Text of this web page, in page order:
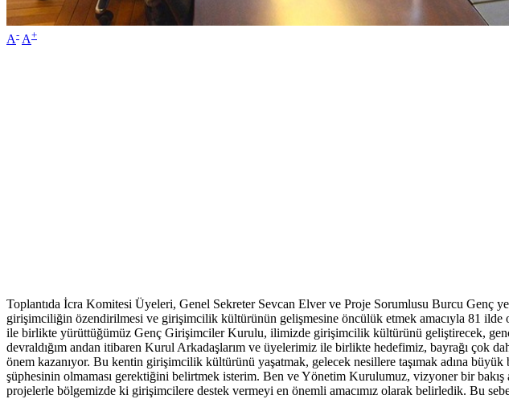
A- A+
Toplantıda İcra Komitesi Üyeleri, Genel Sekreter Sevcan Elver ve Proje Sorumlusu Burcu Genç
girişimciliğin özendirilmesi ve girişimcilik kültürünün gelişmesine öncülük etmek amacıyla 81
ile birlikte yürüttüğümüz Genç Girişimciler Kurulu, ilimizde girişimcilik kültürünü geliştirecek,
devraldığım andan itibaren Kurul Arkadaşlarım ve üyelerimiz ile birlikte hedefimiz, bayrağı çok
önem kazanıyor. Bu kentin girişimcilik kültürünü yaşatmak, gelecek nesillere taşımak adına
şüphesinin olmaması gerektiğini belirtmek isterim. Ben ve Yönetim Kurulumuz, vizyoner bir
projelerle bölgemizde ki girişimcilere destek vermeyi en önemli amacımız olarak belirledik. Bu